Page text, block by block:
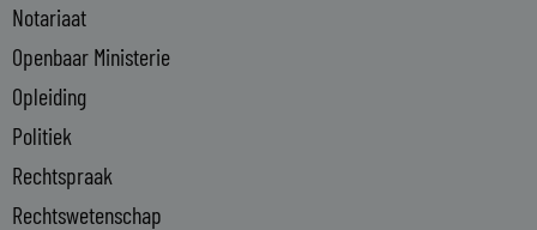
Notariaat
Openbaar Ministerie
Opleiding
Politiek
Rechtspraak
Rechtswetenschap